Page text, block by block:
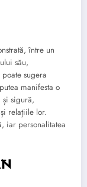
între un
său,
sugera
manifesta o
și sigură,
relațiile lor.
iar personalitatea